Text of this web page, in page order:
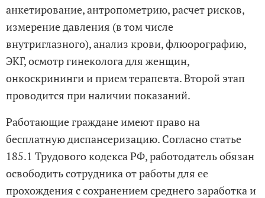
анкетирование, антропометрию, расчет рисков,
измерение давления (в том числе
внутриглазного), анализ крови, флюорографию,
ЭКГ, осмотр гинеколога для женщин,
онкоскрининги и прием терапевта. Второй этап
проводится при наличии показаний.
Работающие граждане имеют право на
бесплатную диспансеризацию. Согласно статье
185.1 Трудового кодекса РФ, работодатель обязан
освободить сотрудника от работы для ее
прохождения с сохранением среднего заработка и